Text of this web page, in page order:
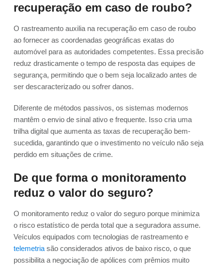
recuperação em caso de roubo?
O rastreamento auxilia na recuperação em caso de roubo
ao fornecer as coordenadas geográficas exatas do
automóvel para as autoridades competentes. Essa precisão
reduz drasticamente o tempo de resposta das equipes de
segurança, permitindo que o bem seja localizado antes de
ser descaracterizado ou sofrer danos.
Diferente de métodos passivos, os sistemas modernos
mantêm o envio de sinal ativo e frequente. Isso cria uma
trilha digital que aumenta as taxas de recuperação bem-
sucedida, garantindo que o investimento no veículo não seja
perdido em situações de crime.
De que forma o monitoramento
reduz o valor do seguro?
O monitoramento reduz o valor do seguro porque minimiza
o risco estatístico de perda total que a seguradora assume.
Veículos equipados com tecnologias de rastreamento e
telemetria são considerados ativos de baixo risco, o que
possibilita a negociação de apólices com prêmios muito